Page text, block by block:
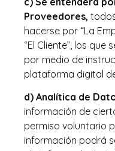
Proveedores,
hacerse por “La
“El Cliente”, los
por medio de
plataforma digital
d) Analítica de
información de
permiso voluntario
información podrá